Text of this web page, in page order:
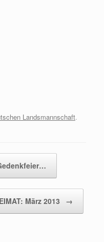
Landsmannschaft.
März 2013 →